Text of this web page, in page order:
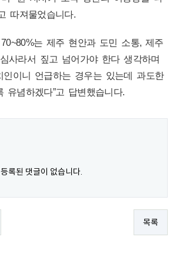
따져물었습니다.
는 제주 현안과 도민 소통, 제주
사라서 짚고 넘어가야 한다 생각하며
인이니 언급하는 경우는 있는데 과도한
유념하겠다”고 답변했습니다.
등록된 댓글이 없습니다.
목록